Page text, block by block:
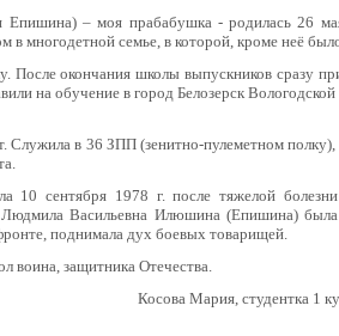
– моя прабабушка - родилась 26
в многодетной семье, в которой, кроме неё
окончания школы выпускников сразу
на обучение в город Белозерск
в 36 ЗПП (зенитно-пулеметном полку),
сентября 1978 г. после тяжелой болезни
Васильевна Илюшина (Епишина) была
поднимала дух боевых товарищей.
воина, защитника Отечества.
Косова Мария, студентка 1